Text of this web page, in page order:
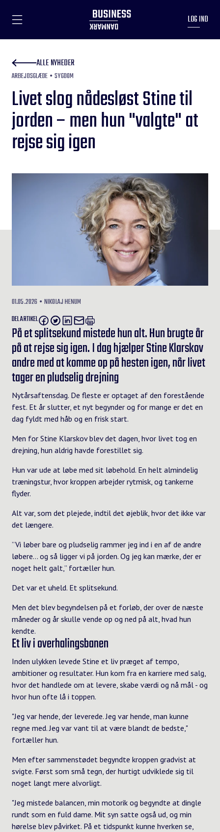
LOG IND
ALLE NYHEDER
ARBEJDSGLÆDE SYGDOM
Livet slog nådesløst Stine til
jorden – men hun "valgte" at
rejse sig igen
01.05.2026
NIKOLAJ HENUM
DEL ARTIKEL
På et splitsekund mistede hun alt. Hun brugte år
på at rejse sig igen. I dag hjælper Stine Klarskov
andre med at komme op på hesten igen, når livet
tager en pludselig drejning
Nytårsaftensdag. De fleste er optaget af den forestående
fest. Et år slutter, et nyt begynder og for mange er det en
dag fyldt med håb og en frisk start.
Men for Stine Klarskov blev det dagen, hvor livet tog en
drejning, hun aldrig havde forestillet sig.
Hun var ude at løbe med sit løbehold. En helt almindelig
træningstur, hvor kroppen arbejder rytmisk, og tankerne
flyder.
Alt var, som det plejede, indtil det øjeblik, hvor det ikke var
det længere.
”Vi løber bare og pludselig rammer jeg ind i en af de andre
løbere… og så ligger vi på jorden. Og jeg kan mærke, der er
noget helt galt,” fortæller hun.
Det var et uheld. Et splitsekund.
Men det blev begyndelsen på et forløb, der over de næste
måneder og år skulle vende op og ned på alt, hvad hun
kendte.
Et liv i overhalingsbanen
Inden ulykken levede Stine et liv præget af tempo,
ambitioner og resultater. Hun kom fra en karriere med salg,
hvor det handlede om at levere, skabe værdi og nå mål - og
hvor hun ofte lå i toppen.
"Jeg var hende, der leverede. Jeg var hende, man kunne
regne med. Jeg var vant til at være blandt de bedste,"
fortæller hun.
Men efter sammenstødet begyndte kroppen gradvist at
svigte. Først som små tegn, der hurtigt udviklede sig til
noget langt mere alvorligt.
"Jeg mistede balancen, min motorik og begyndte at dingle
rundt som en fuld dame. Mit syn satte også ud, og min
hørelse blev påvirket. På et tidspunkt kunne hverken se,